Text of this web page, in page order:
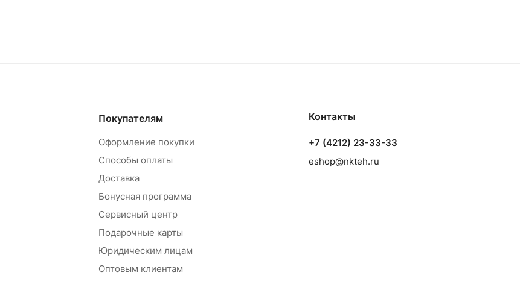
Покупателям
Оформление покупки
Способы оплаты
Доставка
Бонусная программа
Сервисный центр
Подарочные карты
Юридическим лицам
Оптовым клиентам
Контакты
+7 (4212) 23-33-33
eshop@nkteh.ru